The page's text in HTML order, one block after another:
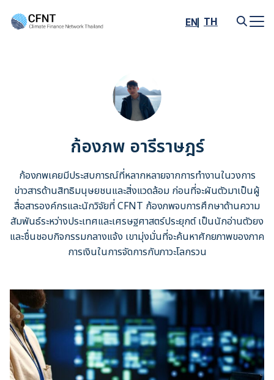
EN TH
ก้องภพ อารีราษฎร์
ก้องภพเคยมีประสบการณ์ที่หลากหลายจากการทำงานในวงการ
ข่าวสารด้านสิทธิมนุษยชนและสิ่งแวดล้อม ก่อนที่จะผันตัวมาเป็นผู้
สื่อสารองค์กรและนักวิจัยที่ CFNT ก้องภพจบการศึกษาด้านความ
สัมพันธ์ระหว่างประเทศและเศรษฐศาสตร์ประยุกต์ เป็นนักอ่านตัวยง
และชื่นชอบกิจกรรมกลางแจ้ง เขามุ่งมั่นที่จะค้นหาศักยภาพของภาค
การเงินในการจัดการกับภาวะโลกรวน